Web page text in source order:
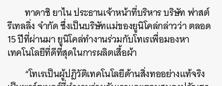
ทาดาชิ ยาไน ประธานเจ้าหน้าที่บริหาร บริษัท ฟาสต์
รีเทลลิ่ง จำกัด ซึ่งเป็นบริษัทแม่ของยูนิโคล่กล่าวว่า ตลอด
15 ปีที่ผ่านมา ยูนิโคล่ทำงานร่วมกับโทเรเพื่อมองหา
เทคโนโลยีที่ดีที่สุดในการผลิตเสื้อผ้า
“โทเรเป็นผู้ปฎิวัติเทคโนโลยีด้านสิ่งทออย่างแท้จริง